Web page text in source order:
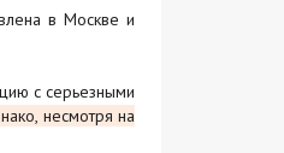
в Москве и
с серьезными
несмотря на